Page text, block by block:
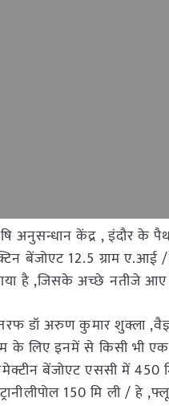
अनुसन्धान केंद्र , इंदौर के
बेंजोएट 12.5 ग्राम ए.आई /
है ,जिसके अच्छे नतीजे
डॉ अरुण कुमार शुक्ला
के लिए इनमें से किसी भी
बेंजोएट एससी में 450
150 मि ली / हे